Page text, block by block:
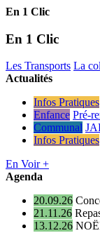
En 1 Clic
En 1 Clic
Les Transports La
Actualités
Infos Pratiques
Enfance Pré-
Communal
Infos Pratiques
En Voir +
Agenda
20.09.26
21.11.26
13.12.26